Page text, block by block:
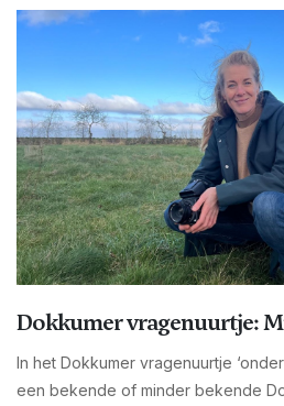
Dokkumer vragenuurtje:
In het Dokkumer vragenuurtje
een bekende of minder bekende